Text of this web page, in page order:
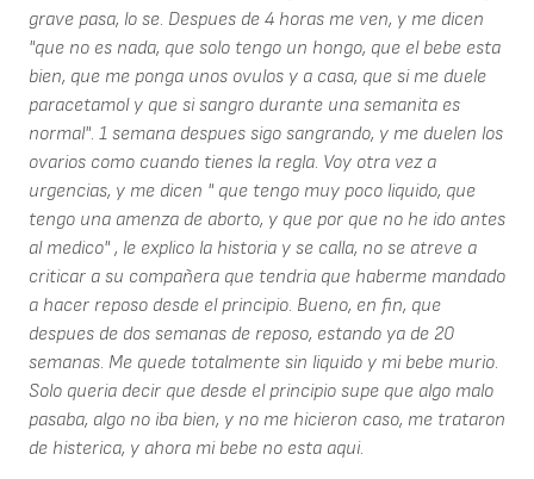
grave pasa, lo se. Despues de 4 horas me ven, y me dicen
"que no es nada, que solo tengo un hongo, que el bebe esta
bien, que me ponga unos ovulos y a casa, que si me duele
paracetamol y que si sangro durante una semanita es
normal". 1 semana despues sigo sangrando, y me duelen los
ovarios como cuando tienes la regla. Voy otra vez a
urgencias, y me dicen " que tengo muy poco liquido, que
tengo una amenza de aborto, y que por que no he ido antes
al medico" , le explico la historia y se calla, no se atreve a
criticar a su compañera que tendria que haberme mandado
a hacer reposo desde el principio. Bueno, en fin, que
despues de dos semanas de reposo, estando ya de 20
semanas. Me quede totalmente sin liquido y mi bebe murio.
Solo queria decir que desde el principio supe que algo malo
pasaba, algo no iba bien, y no me hicieron caso, me trataron
de histerica, y ahora mi bebe no esta aqui.